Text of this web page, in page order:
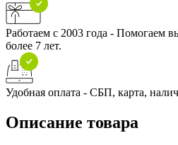
Работаем с 2003 года - Помогаем
более 7 лет.
Удобная оплата - СБП, карта,
Описание товара